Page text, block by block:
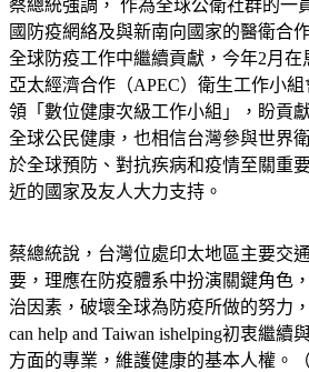
蔡總統強調， 作為全球公衛社群的一
國防疫網絡及與新南向國家的醫衛合
全球防疫工作中繼續貢獻，今年2月
亞太經濟合作（APEC）衛生工作小組
領「數位健康次級工作小組」，盼貢
全球公民健康，也相信台灣參與世界
於全球預防、對抗疾病和疫情至關重
近的國家及友人大力支持。
蔡總統說，台灣位處印太地區主要交
要，理應在防疫體系中扮演關鍵角色
治因素，破壞全球為防疫所做的努力
can help and Taiwan ishelping初衷繼
方面的專業，維護健康的基本人權。（